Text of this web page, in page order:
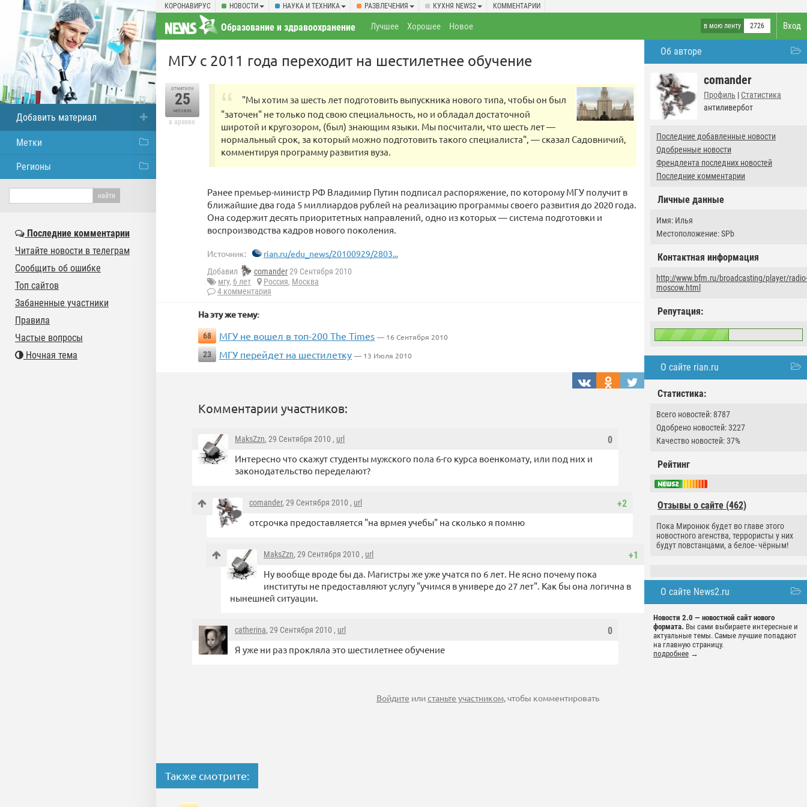
КОРОНАВИРУС НОВОСТИ НАУКА И ТЕХНИКА РАЗВЛЕЧЕНИЯ КУХНЯ NEWS2 КОММЕНТАРИИ
Вход
Образование и здравоохранение в мою ленту 2726
Лучшее Хорошее Новое
Об авторе
comander
Профиль | Статистика
антиливербот
Последние добавленные новости
Одобренные новости
Френдлента последних новостей
Последние комментарии
Личные данные
Имя: Илья
Местоположение: SPb
Контактная информация
http://www.bfm.ru/broadcasting/player/radio-
moscow.html
Репутация:
О сайте rian.ru
Статистика:
Всего новостей: 8787
Одобрено новостей: 3227
Качество новостей: 37%
Рейтинг
Отзывы о сайте (462)
Пока Миронюк будет во главе этого
новостного агенства, террористы у них
будут повстанцами, а белое- чёрным!
О сайте News2.ru
Новости 2.0 — новостной сайт нового
формата. Вы сами выбираете интересные и
актуальные темы. Самые лучшие попадают
на главную страницу.
подробнее →
МГУ с 2011 года переходит на шестилетнее обучение
отметили
25
человек
в архиве
"Мы хотим за шесть лет подготовить выпускника нового типа, чтобы он был
"заточен" не только под свою специальность, но и обладал достаточной
широтой и кругозором, (был) знающим языки. Мы посчитали, что шесть лет —
нормальный срок, за который можно подготовить такого специалиста", — сказал Садовничий,
комментируя программу развития вуза.
Ранее премьер-министр РФ Владимир Путин подписал распоряжение, по которому МГУ получит в
ближайшие два года 5 миллиардов рублей на реализацию программы своего развития до 2020 года.
Она содержит десять приоритетных направлений, одно из которых — система подготовки и
воспроизводства кадров нового поколения.
Источник: rian.ru/edu_news/20100929/2803...
Добавил comander29 Сентября 2010
мгу, 6 лет Россия, Москва
4 комментария
На эту же тему:
68 МГУ не вошел в топ-200 The Times — 16 Сентября 2010
23
МГУ перейдет на шестилетку — 13 Июля 2010
Комментарии участников:
0
MaksZzn, 29 Сентября 2010 , url
Интересно что скажут студенты мужского пола 6-го курса военкомату, или под них и
законодательство переделают?
+2
comander, 29 Сентября 2010 , url
отсрочка предоставляется "на врмея учебы" на сколько я помню
+1
MaksZzn, 29 Сентября 2010 , url
Ну вообще вроде бы да. Магистры же уже учатся по 6 лет. Не ясно почему пока
институты не предоставляют услугу "учимся в универе до 27 лет". Как бы она логична в
нынешней ситуации.
0
catherina, 29 Сентября 2010 , url
Я уже ни раз прокляла это шестилетнее обучение
Войдите илистаньте участником, чтобы комментировать
Также смотрите:
Добавить материал
Метки
Регионы
Последние комментарии
Читайте новости в телеграм
Сообщить об ошибке
Топ сайтов
Забаненные участники
Правила
Частые вопросы
Ночная тема